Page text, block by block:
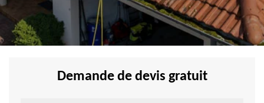
Demande de devis gratuit